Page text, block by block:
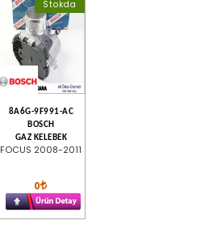
Stokda
8A6G-9F991-AC
BOSCH
GAZ KELEBEK
FOCUS 2008-2011
0